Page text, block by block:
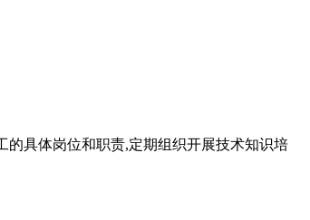
的具体岗位和职责,定期组织开展技术知识培